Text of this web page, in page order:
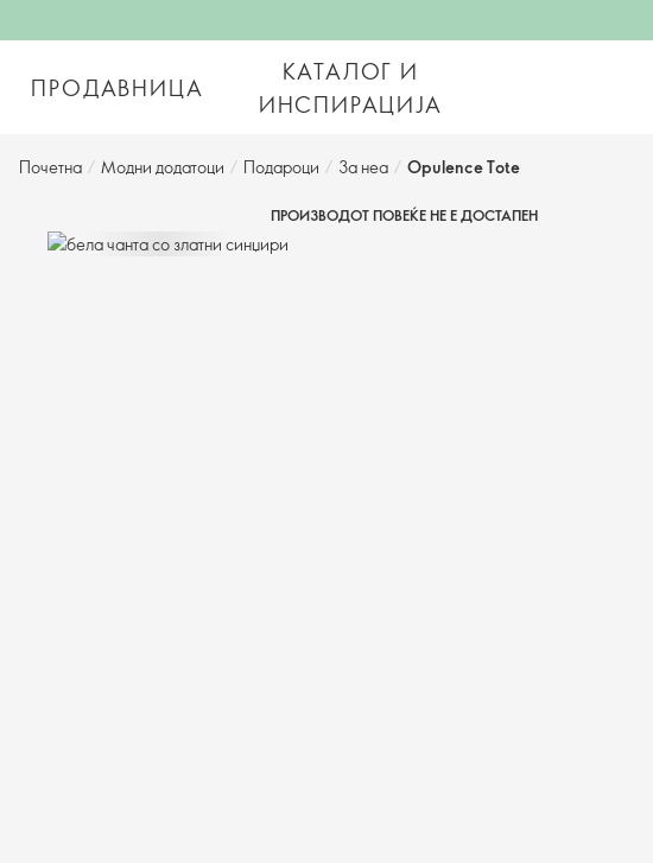
ПРОДАВНИЦА
КАТАЛОГ И
ИНСПИРАЦИЈА
Почетна / Модни додатоци / Подароци / За неа / Opulence Tote
ПРОИЗВОДОТ ПОВЕЌЕ НЕ Е ДОСТАПЕН